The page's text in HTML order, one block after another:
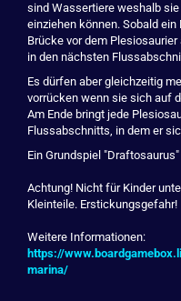
sind Wassertiere weshalb
einziehen können. Sobald
Brücke vor dem
in den nächsten
Es dürfen aber gleichzeitig
vorrücken wenn sie sich auf
Am Ende bringt jede
Flussabschnitts, in dem er
Ein Grundspiel
Achtung! Nicht für Kinder
Kleinteile. Erstickungsgefahr!
Weitere Informationen:
https://
marina/